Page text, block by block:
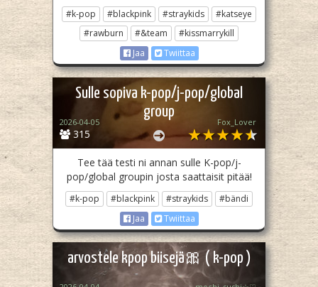
#k-pop #blackpink #straykids
#katseye
#rawburn
#&team
#kissmarrykill
Jaa
Twiittaa
Sulle sopiva k-pop/j-pop/global
group
315
2026-04-05 Fox_Lover
Tee tää testi ni annan sulle K-pop/j-
pop/global groupin josta saattaisit pitää!
#k-pop #blackpink #straykids
#bändi
Jaa
Twiittaa
arvostele kpop biisejä🎀 ( k-pop )